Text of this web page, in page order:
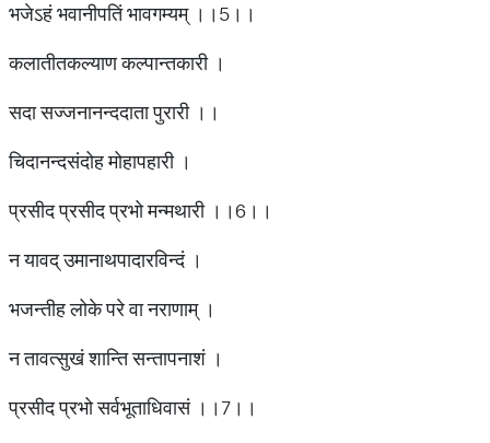
भजेऽहं भवानीपतिं भावगम्यम् ।।5।।
कलातीतकल्याण कल्पान्तकारी ।
सदा सज्जनानन्ददाता पुरारी ।।
चिदानन्दसंदोह मोहापहारी ।
प्रसीद प्रसीद प्रभो मन्मथारी ।।6।।
न यावद् उमानाथपादारविन्दं ।
भजन्तीह लोके परे वा नराणाम् ।
न तावत्सुखं शान्ति सन्तापनाशं ।
प्रसीद प्रभो सर्वभूताधिवासं ।।7।।